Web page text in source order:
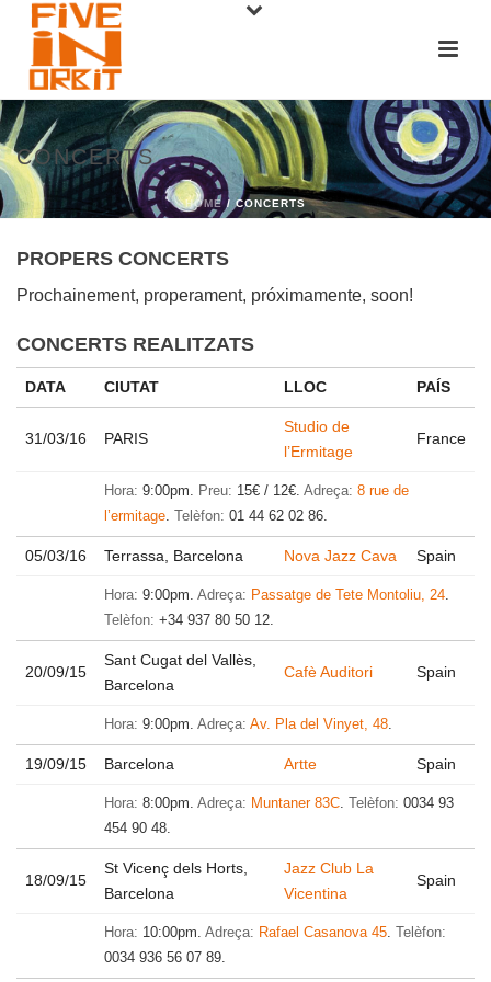
CONCERTS
HOME / CONCERTS
PROPERS CONCERTS
Prochainement, properament, próximamente, soon!
CONCERTS REALITZATS
DATA CIUTAT LLOC PAÍS
31/03/16 PARIS
Studio de
l’Ermitage
France
Hora: 9:00pm. Preu: 15€ / 12€. Adreça: 8 rue de
l’ermitage. Telèfon: 01 44 62 02 86.
05/03/16 Terrassa, Barcelona Nova Jazz Cava Spain
Hora: 9:00pm. Adreça: Passatge de Tete Montoliu, 24.
Telèfon: +34 937 80 50 12.
20/09/15
Sant Cugat del Vallès,
Barcelona
Cafè Auditori Spain
Hora: 9:00pm. Adreça: Av. Pla del Vinyet, 48.
19/09/15 Barcelona Artte Spain
Hora: 8:00pm. Adreça: Muntaner 83C. Telèfon: 0034 93
454 90 48.
18/09/15
St Vicenç dels Horts,
Barcelona
Jazz Club La
Vicentina
Spain
Hora: 10:00pm. Adreça: Rafael Casanova 45.
Telèfon:
0034 936 56 07 89.